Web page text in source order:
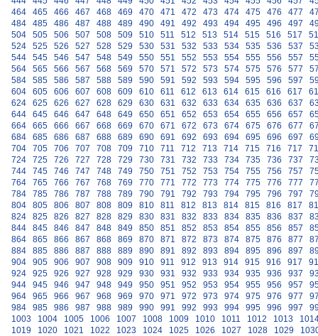
464
465 466 467 468 469 470 471 472 473 474 475 476 477
484
485 486 487 488 489 490 491 492 493 494 495 496 497
504
505 506 507 508 509 510 511 512 513 514 515 516 517
524
525 526 527 528 529 530 531 532 533 534 535 536 537
544
545 546 547 548 549 550 551 552 553 554 555 556 557
564
565 566 567 568 569 570 571 572 573 574 575 576 577
584
585 586 587 588 589 590 591 592 593 594 595 596 597
604
605 606 607 608 609 610 611 612 613 614 615 616 617
624
625 626 627 628 629 630 631 632 633 634 635 636 637
644
645 646 647 648 649 650 651 652 653 654 655 656 657
664
665 666 667 668 669 670 671 672 673 674 675 676 677
684
685 686 687 688 689 690 691 692 693 694 695 696 697
704
705 706 707 708 709 710 711 712 713 714 715 716 717
724
725 726 727 728 729 730 731 732 733 734 735 736 737
744
745 746 747 748 749 750 751 752 753 754 755 756 757
764
765 766 767 768 769 770 771 772 773 774 775 776 777
784
785 786 787 788 789 790 791 792 793 794 795 796 797
804
805 806 807 808 809 810 811 812 813 814 815 816 817
824
825 826 827 828 829 830 831 832 833 834 835 836 837
844
845 846 847 848 849 850 851 852 853 854 855 856 857
864
865 866 867 868 869 870 871 872 873 874 875 876 877
884
885 886 887 888 889 890 891 892 893 894 895 896 897
904
905 906 907 908 909 910 911 912 913 914 915 916 917
924
925 926 927 928 929 930 931 932 933 934 935 936 937
944
945 946 947 948 949 950 951 952 953 954 955 956 957
964
965 966 967 968 969 970 971 972 973 974 975 976 977
984
985 986 987 988 989 990 991 992 993 994 995 996 997
1003
1004 1005 1006 1007 1008 1009 1010 1011 1012 1013
1019
1020 1021 1022 1023 1024 1025 1026 1027 1028 1029